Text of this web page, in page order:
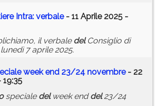
Intra: verbale- 11 Aprile 2025 -
il verbale delConsiglio di
7 aprile 2025.
week end 23/24 novembre- 22
speciale delweek enddel23/24